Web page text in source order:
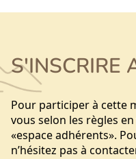
S'INSCRIRE
Pour participer à cette
vous selon les règles
«espace adhérents».
n’hésitez pas à